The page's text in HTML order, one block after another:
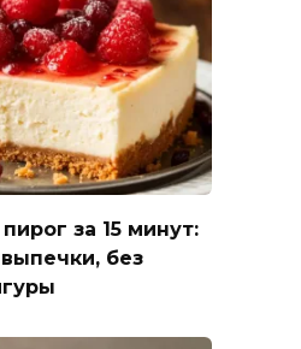
за 15 минут:
без